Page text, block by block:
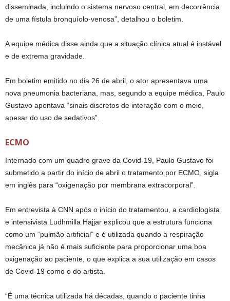
disseminada, incluindo o sistema nervoso central, em decorrência
de uma fístula bronquíolo-venosa”, detalhou o boletim.
A equipe médica disse ainda que a situação clínica atual é instável
e de extrema gravidade.
Em boletim emitido no dia 26 de abril, o ator apresentava uma
nova pneumonia bacteriana, mas, segundo a equipe médica, Paulo
Gustavo apontava “sinais discretos de interação com o meio,
apesar do uso de sedativos”.
ECMO
Internado com um quadro grave da Covid-19, Paulo Gustavo foi
submetido a partir do início de abril o tratamento por ECMO, sigla
em inglês para “oxigenação por membrana extracorporal”.
Em entrevista à CNN após o início do tratamentou, a cardiologista
e intensivista Ludhmilla Hajjar explicou que a estrutura funciona
como um “pulmão artificial” e é utilizada quando a respiração
mecânica já não é mais suficiente para proporcionar uma boa
oxigenação ao paciente, o que explica a sua utilização em casos
de Covid-19 como o do artista.
“É uma técnica utilizada há décadas, quando o paciente tinha